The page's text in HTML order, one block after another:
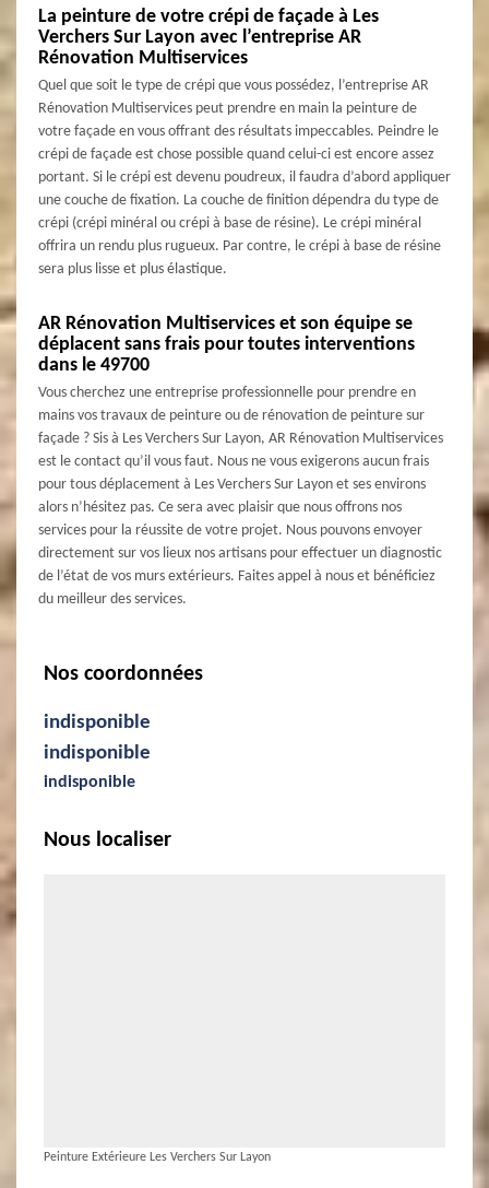
La peinture de votre crépi de façade à Les
Verchers Sur Layon avec l’entreprise AR
Rénovation Multiservices
Quel que soit le type de crépi que vous possédez, l’entreprise AR
Rénovation Multiservices peut prendre en main la peinture de
votre façade en vous offrant des résultats impeccables. Peindre le
crépi de façade est chose possible quand celui-ci est encore assez
portant. Si le crépi est devenu poudreux, il faudra d’abord appliquer
une couche de fixation. La couche de finition dépendra du type de
crépi (crépi minéral ou crépi à base de résine). Le crépi minéral
offrira un rendu plus rugueux. Par contre, le crépi à base de résine
sera plus lisse et plus élastique.
AR Rénovation Multiservices et son équipe se
déplacent sans frais pour toutes interventions
dans le 49700
Vous cherchez une entreprise professionnelle pour prendre en
mains vos travaux de peinture ou de rénovation de peinture sur
façade ? Sis à Les Verchers Sur Layon, AR Rénovation Multiservices
est le contact qu’il vous faut. Nous ne vous exigerons aucun frais
pour tous déplacement à Les Verchers Sur Layon et ses environs
alors n’hésitez pas. Ce sera avec plaisir que nous offrons nos
services pour la réussite de votre projet. Nous pouvons envoyer
directement sur vos lieux nos artisans pour effectuer un diagnostic
de l’état de vos murs extérieurs. Faites appel à nous et bénéficiez
du meilleur des services.
Nos coordonnées
indisponible
indisponible
indisponible
Nous localiser
Peinture Extérieure Les Verchers Sur Layon